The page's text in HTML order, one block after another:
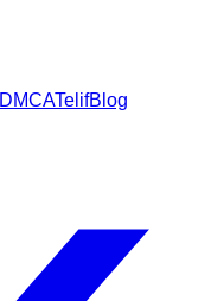
DMCATelifBlog